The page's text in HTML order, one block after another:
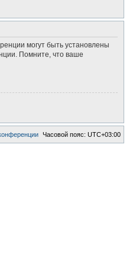
могут быть установлены
Помните, что ваше
Часовой пояс: UTC+03:00